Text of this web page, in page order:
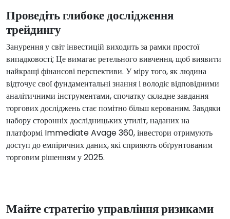
Проведіть глибоке дослідження
трейдингу
Занурення у світ інвестицій виходить за рамки простої
випадковості; Це вимагає ретельного вивчення, щоб виявити
найкращі фінансові перспективи. У міру того, як людина
відточує свої фундаментальні знання і володіє відповідними
аналітичними інструментами, спочатку складне завдання
торгових досліджень стає помітно більш керованим. Завдяки
набору сторонніх дослідницьких утиліт, наданих на
платформі Immediate Avage 360, інвестори отримують
доступ до емпіричних даних, які сприяють обґрунтованим
торговим рішенням у 2025.
Майте стратегію управління ризиками